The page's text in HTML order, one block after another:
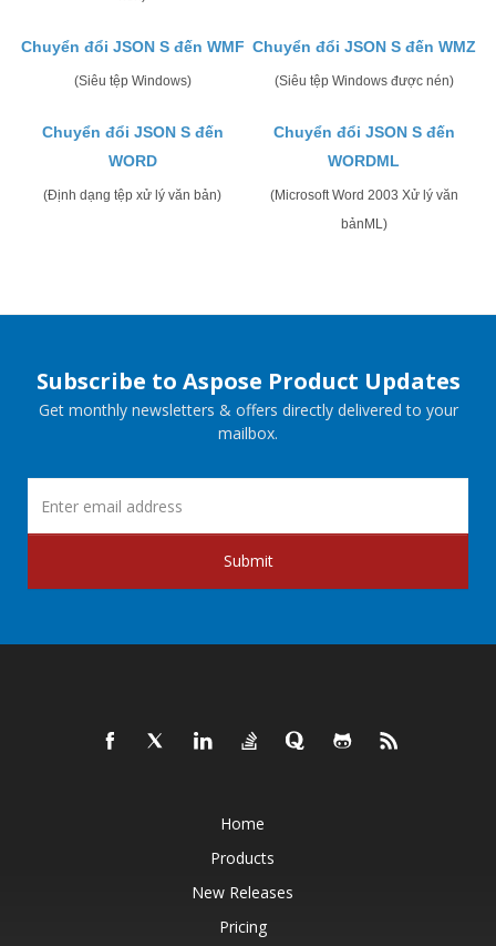
Chuyển đổi JSON S đến WMF
(Siêu tệp Windows)
Chuyển đổi JSON S đến WMZ
(Siêu tệp Windows được nén)
Chuyển đổi JSON S đến
WORD
(Định dạng tệp xử lý văn bản)
Chuyển đổi JSON S đến
WORDML
(Microsoft Word 2003 Xử lý văn
bảnML)
Subscribe to Aspose Product Updates
Get monthly newsletters & offers directly delivered to your
mailbox.
Submit
Home
Products
New Releases
Pricing